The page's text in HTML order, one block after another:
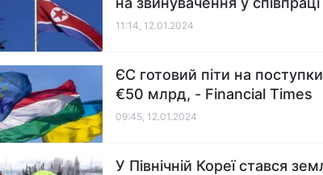
11:14, 12.01.2024
ЄС готовий піти на
€50 млрд, - Financial Times
09:45, 12.01.2024
У Північній Кореї стався